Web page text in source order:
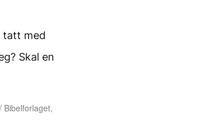
tatt med
Skal en
Bibelforlaget,